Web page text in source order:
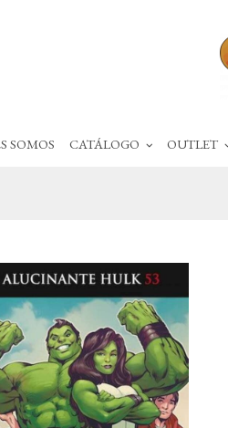
SOMOS CATÁLOGO OUTLET